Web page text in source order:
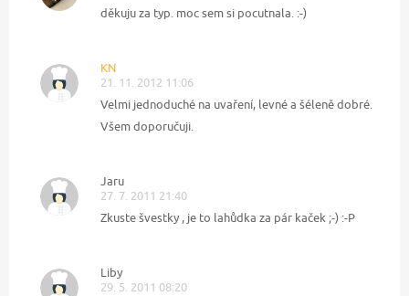
děkuju za typ. moc sem si pocutnala. :-)
KN
21. 11. 2012 11:06
Velmi jednoduché na uvaření, levné a šéleně dobré.
Všem doporučuji.
Jaru
27. 7. 2011 21:40
Zkuste švestky , je to lahůdka za pár kaček ;-) :-P
Liby
29. 5. 2011 08:20